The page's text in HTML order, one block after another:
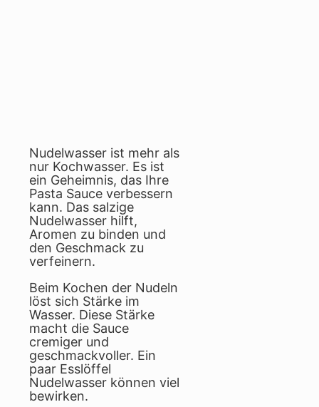
Nudelwasser ist mehr als
nur Kochwasser. Es ist
ein Geheimnis, das Ihre
Pasta Sauce verbessern
kann. Das salzige
Nudelwasser hilft,
Aromen zu binden und
den Geschmack zu
verfeinern.
Beim Kochen der Nudeln
löst sich Stärke im
Wasser. Diese Stärke
macht die Sauce
cremiger und
geschmackvoller. Ein
paar Esslöffel
Nudelwasser können viel
bewirken.